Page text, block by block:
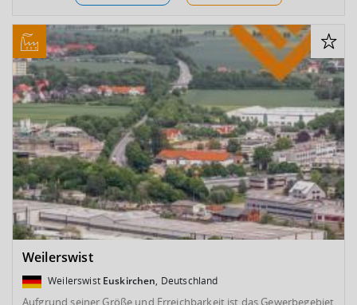
Weilerswist
Weilerswist Euskirchen, Deutschland
Aufgrund seiner Größe und Erreichbarkeit ist das Gewerbegebiet